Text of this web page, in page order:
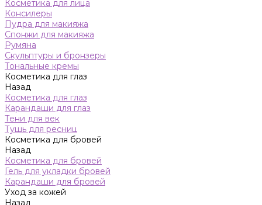
Косметика для лица
Консилеры
Пудра для макияжа
Спонжи для макияжа
Румяна
Скульптуры и бронзеры
Тональные кремы
Косметика для глаз
Назад
Косметика для глаз
Карандаши для глаз
Тени для век
Тушь для ресниц
Косметика для бровей
Назад
Косметика для бровей
Гель для укладки бровей
Карандаши для бровей
Уход за кожей
Назад